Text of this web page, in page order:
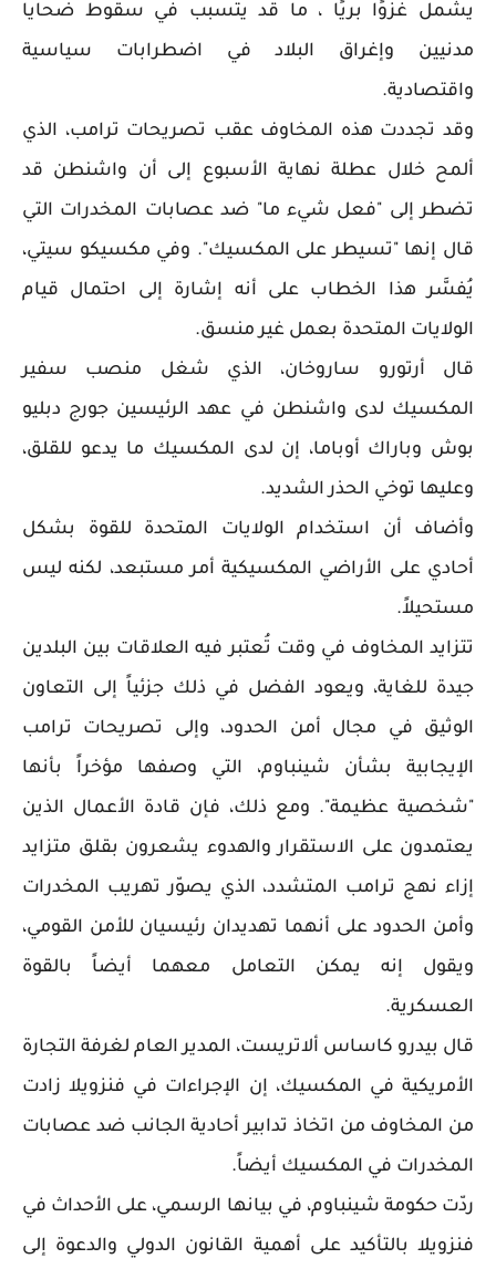
يشمل غزوًا بريًا ، ما قد يتسبب في سقوط ضحايا
مدنيين وإغراق البلاد في اضطرابات سياسية
واقتصادية.
وقد تجددت هذه المخاوف عقب تصريحات ترامب، الذي
ألمح خلال عطلة نهاية الأسبوع إلى أن واشنطن قد
تضطر إلى "فعل شيء ما" ضد عصابات المخدرات التي
قال إنها "تسيطر على المكسيك". وفي مكسيكو سيتي،
يُفسَّر هذا الخطاب على أنه إشارة إلى احتمال قيام
الولايات المتحدة بعمل غير منسق.
قال أرتورو ساروخان، الذي شغل منصب سفير
المكسيك لدى واشنطن في عهد الرئيسين جورج دبليو
بوش وباراك أوباما، إن لدى المكسيك ما يدعو للقلق،
وعليها توخي الحذر الشديد.
وأضاف أن استخدام الولايات المتحدة للقوة بشكل
أحادي على الأراضي المكسيكية أمر مستبعد، لكنه ليس
مستحيلاً.
تتزايد المخاوف في وقت تُعتبر فيه العلاقات بين البلدين
جيدة للغاية، ويعود الفضل في ذلك جزئياً إلى التعاون
الوثيق في مجال أمن الحدود، وإلى تصريحات ترامب
الإيجابية بشأن شينباوم، التي وصفها مؤخراً بأنها
"شخصية عظيمة". ومع ذلك، فإن قادة الأعمال الذين
يعتمدون على الاستقرار والهدوء يشعرون بقلق متزايد
إزاء نهج ترامب المتشدد، الذي يصوّر تهريب المخدرات
وأمن الحدود على أنهما تهديدان رئيسيان للأمن القومي،
ويقول إنه يمكن التعامل معهما أيضاً بالقوة
العسكرية.
قال بيدرو كاساس ألاتريست، المدير العام لغرفة التجارة
الأمريكية في المكسيك، إن الإجراءات في فنزويلا زادت
من المخاوف من اتخاذ تدابير أحادية الجانب ضد عصابات
المخدرات في المكسيك أيضاً.
ردّت حكومة شينباوم، في بيانها الرسمي، على الأحداث في
فنزويلا بالتأكيد على أهمية القانون الدولي والدعوة إلى